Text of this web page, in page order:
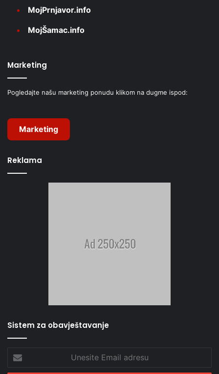
MojPrnjavor.info
MojŠamac.info
Marketing
Pogledajte našu marketing ponudu klikom na dugme ispod:
Marketing
Reklama
Sistem za obavještavanje
Email